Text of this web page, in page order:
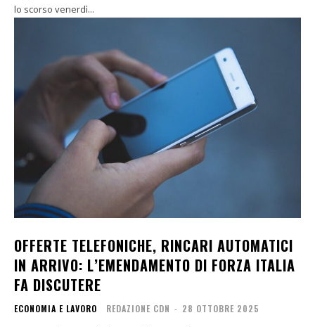
lo scorso venerdì...
OFFERTE TELEFONICHE, RINCARI AUTOMATICI
IN ARRIVO: L’EMENDAMENTO DI FORZA ITALIA
FA DISCUTERE
ECONOMIA E LAVORO REDAZIONE CDN - 28 OTTOBRE 2025